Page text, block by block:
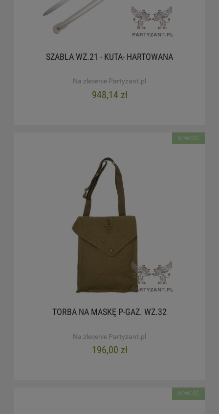
SZABLA WZ.21 - KUTA- HARTOWANA
Na zlecenie Partyzant.pl
948,14 zł
TORBA NA MASKĘ P-GAZ. WZ.32
Na zlecenie Partyzant.pl
196,00 zł
NOWOŚĆ
NOWOŚĆ